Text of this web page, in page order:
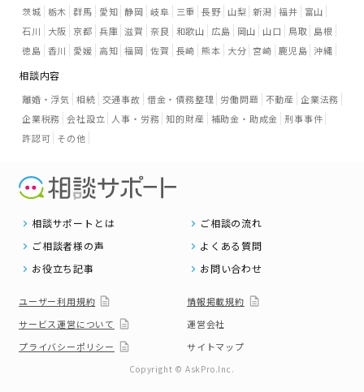
茨城 栃木 群馬 愛知 静岡 岐阜 三重 長野 山梨 新潟 福井
富山
石川
大阪 京都 兵庫 滋賀 奈良 和歌山 広島 岡山 山口 鳥取
島根
徳島 香川 愛媛 高知 福岡 佐賀 長崎 熊本 大分 宮崎 鹿児島 沖縄
相談内容
離婚・浮気 相続 交通事故 借金・債務整理 労働問題 不動産 企業法務
企業税務 会社設立 人事・労務 知的財産 補助金・助成金 刑事事件
許認可 その他
相談サポートとは
ご相談の流れ
ご相談者様の声
よくある質問
お役立ち記事
お問い合わせ
ユーザー利用規約
情報掲載規約
サービス運営について
運営会社
プライバシーポリシー
サイトマップ
Copyright © AskPro.Inc.